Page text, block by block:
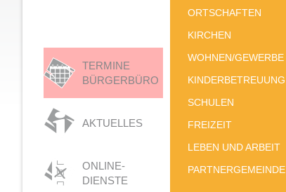
TERMINE
BÜRGERBÜRO
AKTUELLES
ONLINE-
DIENSTE
ORTSCHAFTEN
KIRCHEN
WOHNEN/GEWERBE
KINDERBETREUUNG
SCHULEN
FREIZEIT
LEBEN UND ARBEIT
PARTNERGEMEINDE